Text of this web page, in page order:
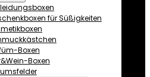
für Süßigkeiten
Boxen
Boxen